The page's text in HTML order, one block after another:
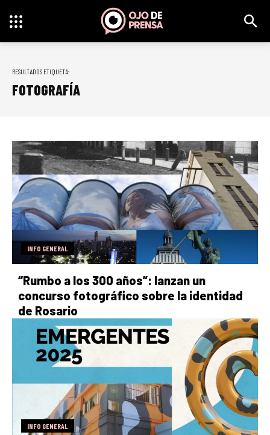
RESULTADOS ETIQUETA:
FOTOGRAFÍA
INFO GENERAL
“Rumbo a los 300 años”: lanzan un
concurso fotográfico sobre la identidad
de Rosario
INFO GENERAL